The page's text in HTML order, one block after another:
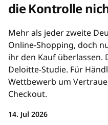
die Kontrolle
Mehr als jeder zweite
Online-Shopping, doch
ihr den Kauf überlassen.
Deloitte-Studie. Für
Wettbewerb um
Checkout.
14. Jul 2026